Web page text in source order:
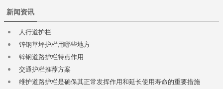
新闻资讯
人行道护栏
锌钢草坪护栏用哪些地方
锌钢道路护栏特点作用
交通护栏推荐方案
维护道路护栏是确保其正常发挥作用和延长使用寿命的重要措施